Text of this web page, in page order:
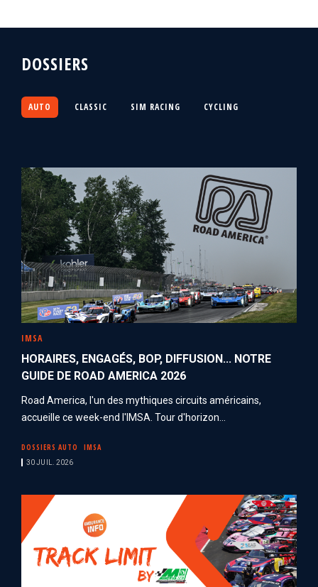
DOSSIERS
AUTO CLASSIC SIM RACING CYCLING
IMSA
HORAIRES, ENGAGÉS, BOP, DIFFUSION... NOTRE
GUIDE DE ROAD AMERICA 2026
Road America, l'un des mythiques circuits américains,
accueille ce week-end l'IMSA. Tour d'horizon...
DOSSIERS AUTO IMSA
30 JUIL. 2026